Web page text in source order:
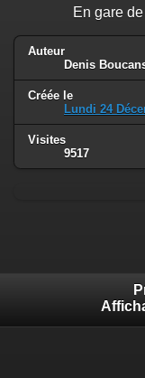
En gare
Auteur
Denis
Créée le
Lundi 24
Visites
9517